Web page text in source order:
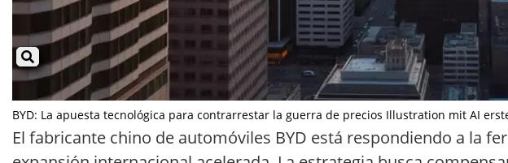
BYD: La apuesta tecnológica para contrarrestar la guerra de precios Illustration mit AI
El fabricante chino de automóviles BYD está respondiendo a la